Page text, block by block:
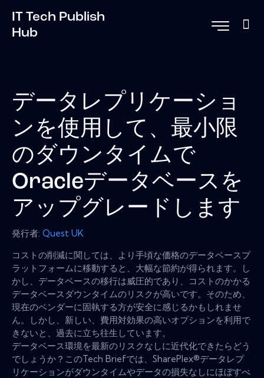
IT Tech Publish
Hub
データレプリケーショ
ンを使用して、最小限
のダウンタイムで
Oracleデータベースを
アップグレードします
発行者: Quest UK
コストの削減に関しては、より手頃な価格のデータベースプ
ラットフォームに移動すると、大幅な節約が得られます。し
かし、データベースの移行は威圧的であり、コストのかかる
データベースダウンタイムのリスクが高いです。そのため、
現在のベンダーに固執する方が安全に感じるかもしれませ
ん。しかし、新しい、費用対効果の高いオプションを利用で
きないと、過去に立ち往生しています。
データベース環境を最新のリスクなしに近代化できたらどう
でしょうか？このTech Briefでは、SharePlex®データレプ
リケーションがダウンタイムやデータの損失なしにほぼすべ